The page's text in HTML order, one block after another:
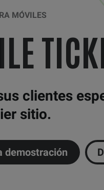
MÓVILES
clientes
sitio.
demostración